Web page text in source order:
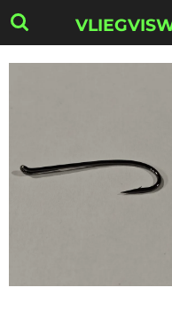
Ga
direct
naar